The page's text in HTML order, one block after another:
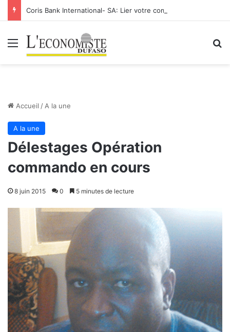
Menu
Accueil / A la une
A la une
Délestages Opération
commando en cours
8 juin 2015 0 5 minutes de lecture